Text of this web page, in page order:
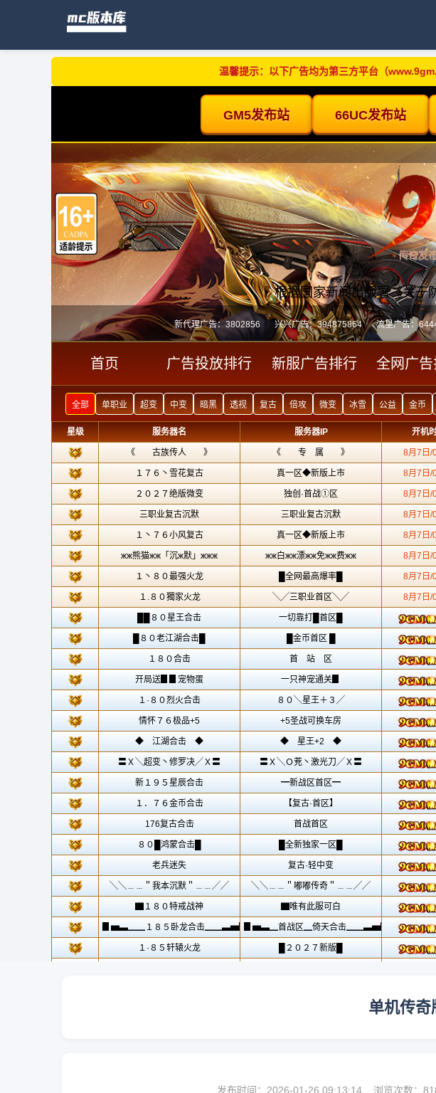
温馨提示：以下广告均为第三方平台（
单机传奇
发布时间：2026-01-26 09:13:14 浏览次数：